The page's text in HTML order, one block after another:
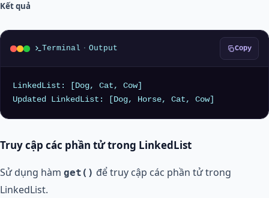
Kết quả
Terminal · Output Copy
LinkedList: [Dog, Cat, Cow]
Truy cập các phần tử trong LinkedList
Sử dụng hàm get() để truy cập các phần tử trong
LinkedList.